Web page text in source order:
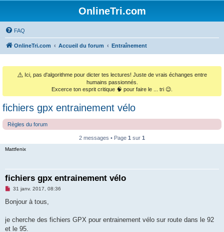
OnlineTri.com
FAQ
OnlineTri.com Accueil du forum Entraînement
⚠️ Ici, pas d'algorithme pour dicter tes lectures! Juste de vrais échanges entre
humains passionnés.
Excerce ton esprit critique 🧠 pour faire le ... tri 😉.
fichiers gpx entrainement vélo
Règles du forum
2 messages • Page 1 sur 1
Mattfenix
fichiers gpx entrainement vélo
M
s
g
n
31 janv. 2017, 08:36
Bonjour à tous,
je cherche des fichiers GPX pour entrainement vélo sur route dans le 92
et le 95.